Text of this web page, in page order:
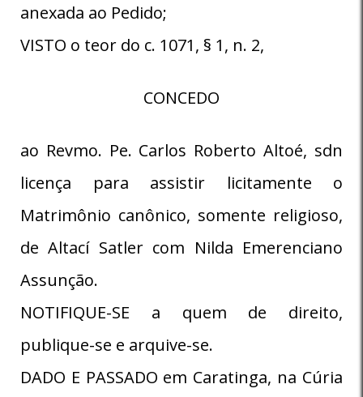
anexada ao Pedido;
VISTO o teor do c. 1071, § 1, n. 2,
CONCEDO
ao Revmo. Pe. Carlos Roberto Altoé, sdn
licença para assistir licitamente o
Matrimônio canônico, somente religioso,
de Altací Satler com Nilda Emerenciano
Assunção.
NOTIFIQUE-SE a quem de direito,
publique-se e arquive-se.
DADO E PASSADO em Caratinga, na Cúria